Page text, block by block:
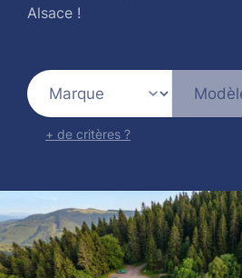
Alsace !
+ de critères ?